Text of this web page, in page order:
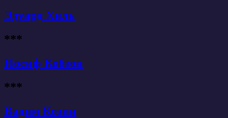
Эдуард Хиль
***
Иосиф Кобзон
***
Вадим Козин